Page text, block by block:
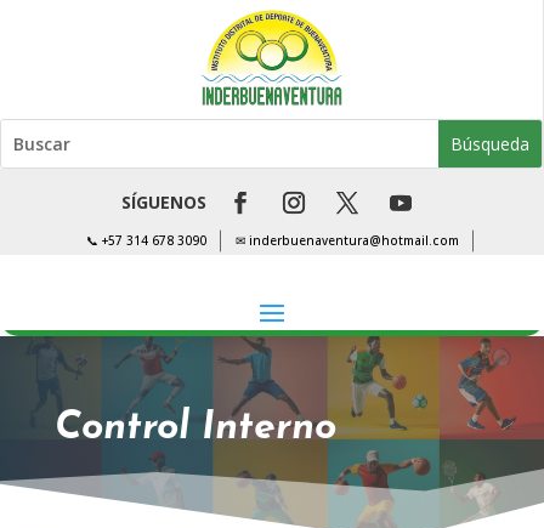
SÍGUENOS
📞 +57 314 678 3090 ✉ inderbuenaventura@hotmail.com
Control Interno